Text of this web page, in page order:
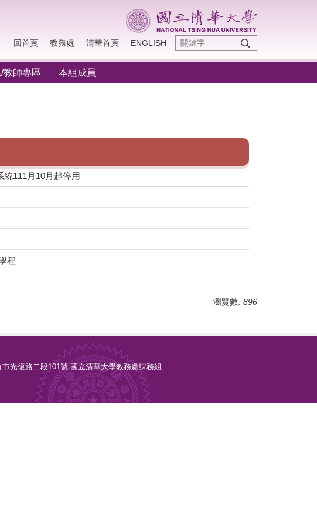
回首頁 教務處 清華首頁 ENGLISH
教師專區 本組成員
統111月10月起停用
程
瀏覽數: 896
光復路二段101號 國立清華大學教務處課務組